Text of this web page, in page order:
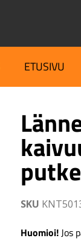
ETUSIVU
SKU
Huomioi!Jos